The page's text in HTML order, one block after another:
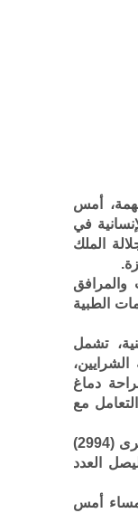
غزة/8 إلى أرض المهمة، أمس
في
الملك
والمرافق
الطبية
تشمل
الشرايين،
دماغ
مع
وتعامل المستشفى الميداني الأردني جنوب غزة/7 خلال فترة عمله مع (61763) مراجعاً، وأجرى (2994)
وسفلية، ليصل العدد
مساء أمس